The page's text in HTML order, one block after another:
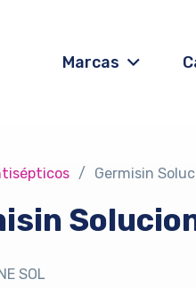
Marcas
/ Germisin
SOL